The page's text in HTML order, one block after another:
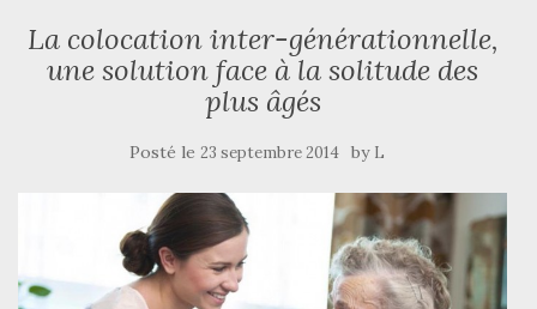
La colocation inter-générationnelle,
une solution face à la solitude des
plus âgés
Posté le 23 septembre 2014 by L